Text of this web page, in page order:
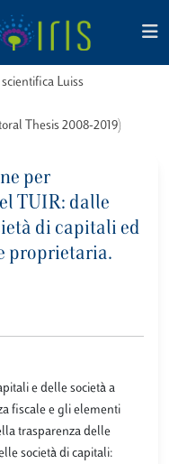
Luiss
Thesis 2008-2019)
per
TUIR: dalle
di capitali ed
proprietaria.
e delle società a
fiscale e gli elementi
trasparenza delle
società di capitali: